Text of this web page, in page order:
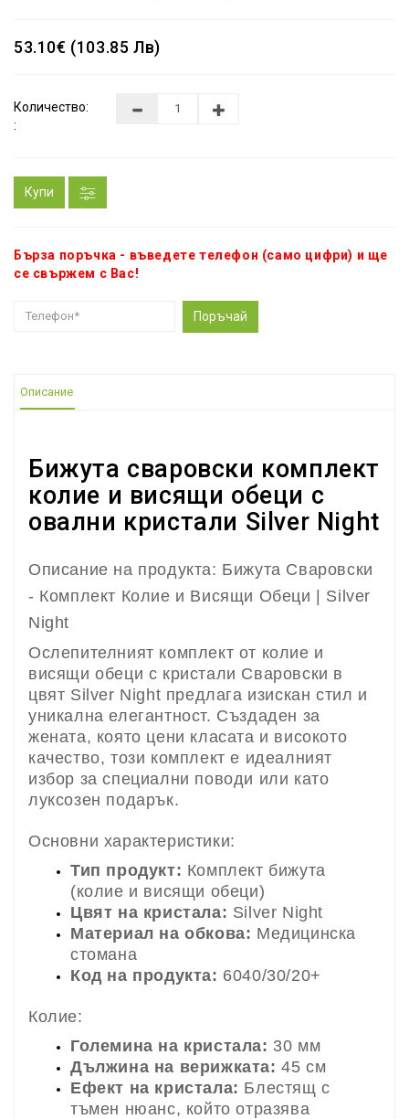
53.10€ (103.85 Лв)
Количество:
:
Купи
Бърза поръчка - въведете телефон (само цифри) и ще
се свържем с Вас!
Поръчай
Описание
Бижута сваровски комплект
колие и висящи обеци с
овални кристали Silver Night
Описание на продукта: Бижута Сваровски
- Комплект Колие и Висящи Обеци | Silver
Night
Ослепителният комплект от колие и
висящи обеци с кристали Сваровски в
цвят Silver Night предлага изискан стил и
уникална елегантност. Създаден за
жената, която цени класата и високото
качество, този комплект е идеалният
избор за специални поводи или като
луксозен подарък.
Основни характеристики:
Тип продукт: Комплект бижута
(колие и висящи обеци)
Цвят на кристала: Silver Night
Материал на обкова: Медицинска
стомана
Код на продукта: 6040/30/20+
Колие:
Големина на кристала: 30 мм
Дължина на верижката: 45 см
Ефект на кристала: Блестящ с
тъмен нюанс, който отразява